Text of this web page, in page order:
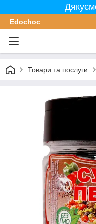
Edochoс
Товари та послуги